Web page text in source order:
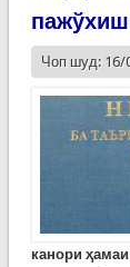
Чоп шуд: 16/
канори